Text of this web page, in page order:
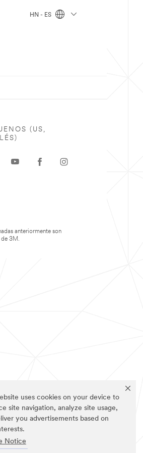
uses cookies on your device to
site navigation, analyze site usage,
you advertisements based on
Notice
HN - ES
(US,
anteriormente son
de 3M.